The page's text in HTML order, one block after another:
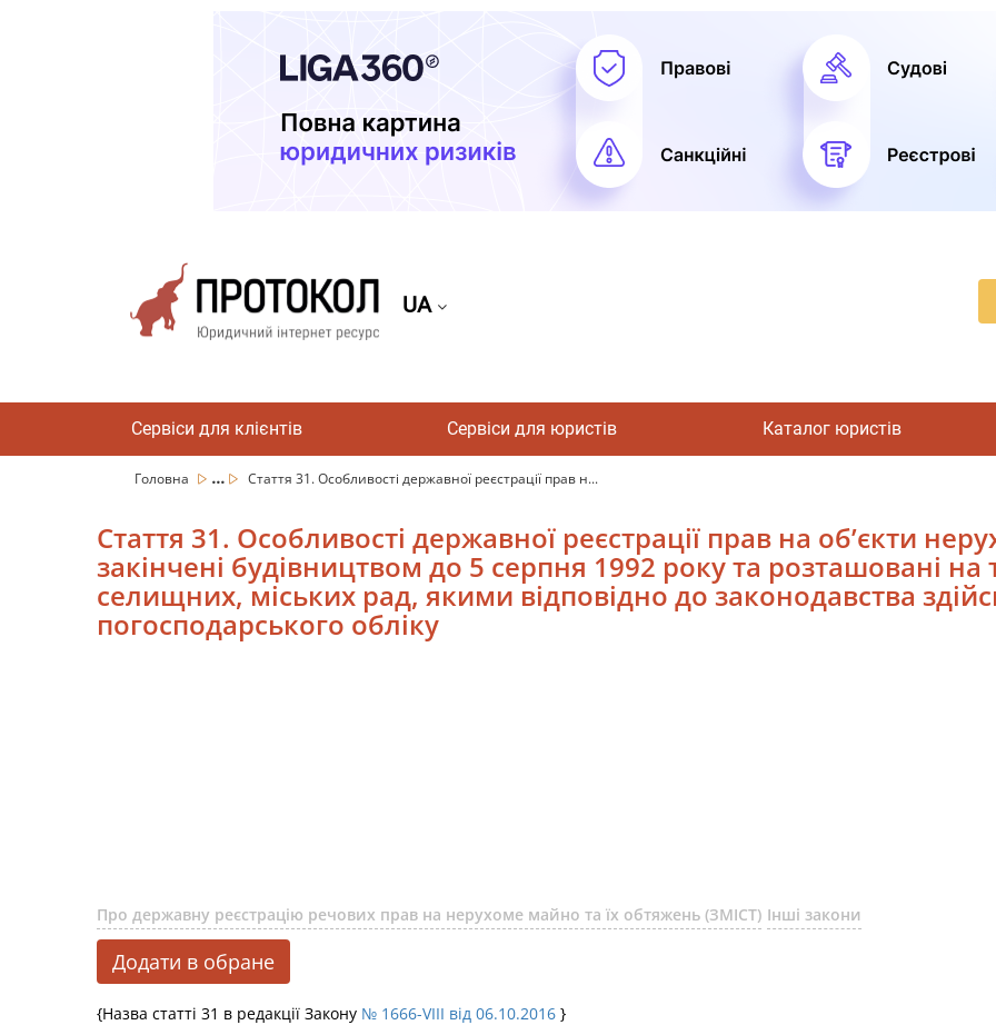
UA
Сервіси для клієнтів Сервіси для юристів Каталог юристів
Головна ... Стаття 31. Особливості державної реєстрації прав н...
Стаття 31. Особливості державної реєстрації прав на об’єкти
закінчені будівництвом до 5 серпня 1992 року та розташовані на
селищних, міських рад, якими відповідно до законодавства
погосподарського обліку
Про державну реєстрацію речових прав на нерухоме майно та їх обтяжень (ЗМІСТ) Інші закони
Додати в обране
{Назва статті 31 в редакції Закону № 1666-VIII від 06.10.2016 }